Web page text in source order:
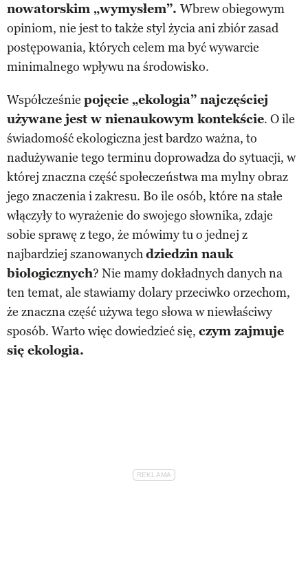
nowatorskim „wymysłem”. Wbrew obiegowym
opiniom, nie jest to także styl życia ani zbiór zasad
postępowania, których celem ma być wywarcie
minimalnego wpływu na środowisko.
Współcześnie pojęcie „ekologia” najczęściej
używane jest w nienaukowym kontekście. O ile
świadomość ekologiczna jest bardzo ważna, to
nadużywanie tego terminu doprowadza do sytuacji, w
której znaczna część społeczeństwa ma mylny obraz
jego znaczenia i zakresu. Bo ile osób, które na stałe
włączyły to wyrażenie do swojego słownika, zdaje
sobie sprawę z tego, że mówimy tu o jednej z
najbardziej szanowanychdziedzin nauk
biologicznych? Nie mamy dokładnych danych na
ten temat, ale stawiamy dolary przeciwko orzechom,
że znaczna część używa tego słowa w niewłaściwy
sposób. Warto więc dowiedzieć się, czym zajmuje
się ekologia.